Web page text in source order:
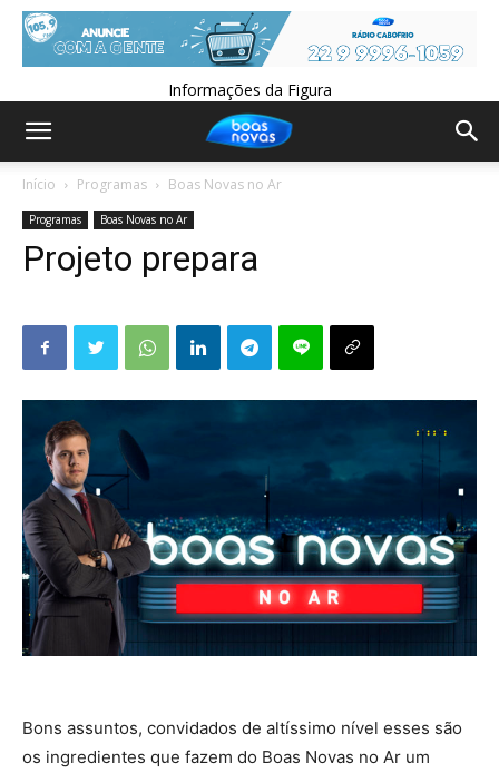
Informações da Figura
Início Programas Boas Novas no Ar
Programas Boas Novas no Ar
Projeto prepara
Bons assuntos, convidados de altíssimo nível esses são
os ingredientes que fazem do Boas Novas no Ar um